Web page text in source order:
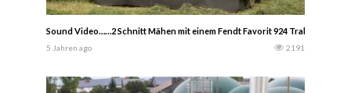
Sound Video……2 Schnitt Mähen mit einem Fendt Favorit 924 Traktor und
5 Jahren ago 2191